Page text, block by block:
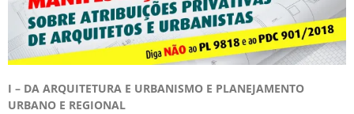
I – DA ARQUITETURA E URBANISMO E PLANEJAMENTO
URBANO E REGIONAL